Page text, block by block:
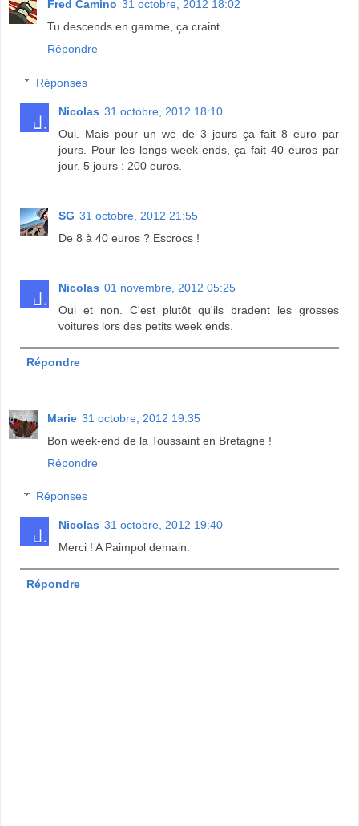
Fred Camino 31 octobre, 2012 18:02
Tu descends en gamme, ça craint.
Répondre
Réponses
Nicolas 31 octobre, 2012 18:10
Oui. Mais pour un we de 3 jours ça fait 8 euro par
jours. Pour les longs week-ends, ça fait 40 euros par
jour. 5 jours : 200 euros.
SG 31 octobre, 2012 21:55
De 8 à 40 euros ? Escrocs !
Nicolas 01 novembre, 2012 05:25
Oui et non. C'est plutôt qu'ils bradent les grosses
voitures lors des petits week ends.
Répondre
Marie 31 octobre, 2012 19:35
Bon week-end de la Toussaint en Bretagne !
Répondre
Réponses
Nicolas 31 octobre, 2012 19:40
Merci ! A Paimpol demain.
Répondre